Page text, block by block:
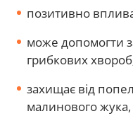
позитивно
може допомогти
грибкових
захищає від
малинового